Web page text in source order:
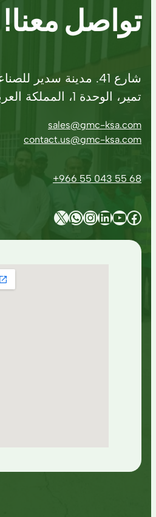
تواصل معنا!
تمير، الوحدة 1، المملكة العربية السعودية.
sales@gmc-ksa.com
contact.us@gmc-ksa.com
+966 55 043 55 68
Facebook
YouTube
LinkedIn
Instagram
WhatsApp
X